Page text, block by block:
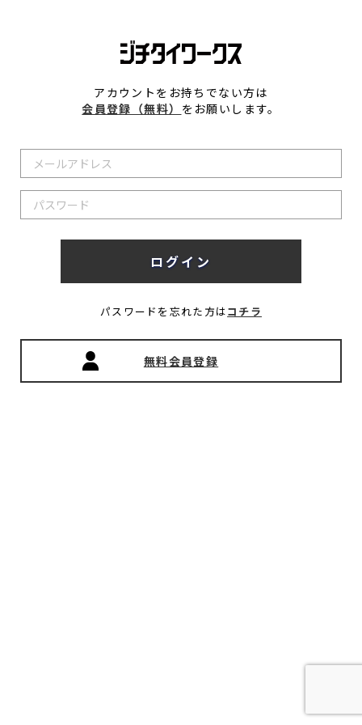
アカウントをお持ちでない方は
会員登録（無料） をお願いします。
パスワードを忘れた方はコチラ
無料会員登録